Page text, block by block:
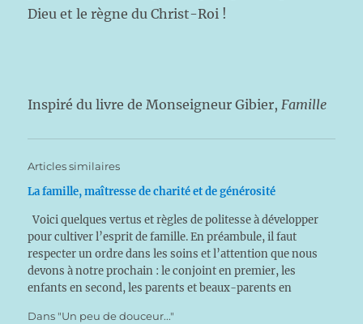
Dieu et le règne du Christ-Roi !
Inspiré du livre de Monseigneur Gibier,Famille
Articles similaires
La famille, maîtresse de charité et de générosité
Voici quelques vertus et règles de politesse à développer
pour cultiver l’esprit de famille. En préambule, il faut
respecter un ordre dans les soins et l’attention que nous
devons à notre prochain : le conjoint en premier, les
enfants en second, les parents et beaux-parents en
Dans "Un peu de douceur..."